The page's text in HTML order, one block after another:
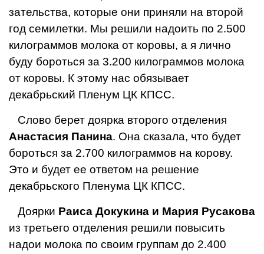
зательства, которые они приняли на второй
год се­милетки. Мы решили на­доить по 2.500
килограммов молока от коровы, а я лично
буду бороться за 3.200 килограммов молока
от ко­ровы. К этому нас обязы­вает
декабрьский Пленум ЦК КПСС.
Слово берет доярка вто­рого отделения
Анастасия Панина. Она сказала, что будет
бороться за 2.700 килограммов на корову.
Это и будет ее ответом на решение
декабрьского Пле­нума ЦК КПСС.
Доярки Раиса Докукина и Мария Русакова
из третьего отделения реши­ли повысить
надои молока по своим группам до 2.400